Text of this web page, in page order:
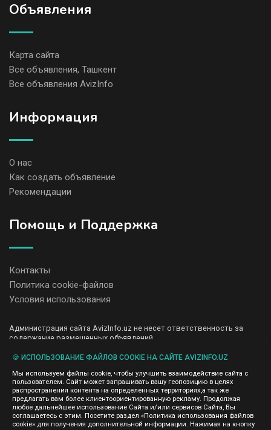
Объявления
Карта сайта
Все объявления, Ташкент
Все объявления AvizInfo
Информация
О нас
Как создать объявление
Рекомендации
Помощь и Поддержка
Контакты
Политика cookie-файлов
Условия использования
Администрация сайта AvizInfo.uz не несет ответственность за
содержание размещенных объявлений.
передаем и не продаем личную информацию зарегистрированных
правила конфиденциальности сайтов на которые ссылается
AvizInfo.uz. На некоторых страницах нашего сайта представлена
реклама Google Adsense Advertising Network. Чтобы узнать
подробней о правилах конфиденциальности Google нажмите тут
🍪 ИСПОЛЬЗОВАНИЕ ФАЙЛОВ COOKIE НА САЙТЕ AVIZINFO.UZ
Мы используем файлы cookie, чтобы улучшить взаимодействие сайта с
пользователем. Сайт может запрашивать вашу геопозицию в целях
распространения контента на определенных территориях,а так же
предлагать вам более клиентоориентированную рекламу. Продолжая
любое дальнейшее использование Сайта и/или сервисов Сайта, Вы
соглашаетесь с этим. Посетите раздел «Политика использования файлов
cookie» для получения дополнительной информации. Нажимая на кнопку